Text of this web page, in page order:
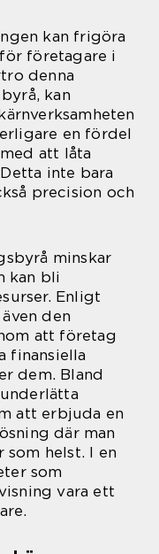
kan frigöra
företagare i
denna
kan
en fördel
att låta
inte bara
precision och
minskar
kan bli
Enligt
den
att företag
finansiella
dem. Bland
att erbjuda en
där man
som helst. I en
som
vara ett